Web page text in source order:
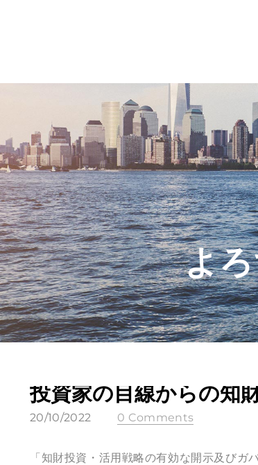
よ
投資家の目線からの知
20/10/2022 0 Comments
「知財投資・活用戦略の有効な開示及び